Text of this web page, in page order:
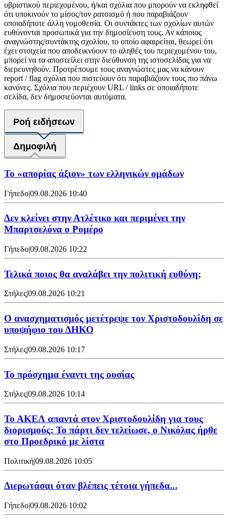
υβριστικού περιεχομένου, ή/και σχόλια που μπορούν να εκληφθεί
ότι υποκινούν το μίσος/τον ρατσισμό ή που παραβιάζουν
οποιαδήποτε άλλη νομοθεσία. Οι συντάκτες των σχολίων αυτών
ευθύνονται προσωπικά για την δημοσίευση τους. Αν κάποιος
αναγνώστης/συντάκτης σχολίου, το οποίο αφαιρείται, θεωρεί ότι
έχει στοιχεία που αποδεικνύουν το αληθές του περιεχομένου του,
μπορεί να τα αποστείλει στην διεύθυνση της ιστοσελίδας για να
διερευνηθούν. Προτρέπουμε τους αναγνώστες μας να κάνουν
report / flag σχόλια που πιστεύουν ότι παραβιάζουν τους πιο πάνω
κανόνες. Σχόλια που περιέχουν URL / links σε οποιαδήποτε
σελίδα, δεν δημοσιεύονται αυτόματα.
Ροή ειδήσεων
Δημοφιλή
Το «απορίας άξιον» των ελληνικών ομάδων
Γήπεδο|09.08.2026 10:40
Δεν κλείνει στην Ατλέτικο και περιμένει την
Μπαρτσελόνα ο Ρομέρο
Γήπεδο|09.08.2026 10:22
Τελικά ποιος θα αναλάβει την πολιτική ευθύνη;
Στήλες|09.08.2026 10:21
Ο ανασχηματισμός μετέτρεψε τον Χριστοδουλίδη σε
υποψήφιο του ΔΗΚΟ
Στήλες|09.08.2026 10:17
Το πρόσχημα έναντι της ουσίας
Στήλες|09.08.2026 10:14
Το ΑΚΕΛ απαντά στον Χριστοδουλίδη για τους
διορισμούς: Το πάρτι δεν τελείωσε, ο Νικόλας ήρθε
στο Προεδρικό με λίστα
Πολιτική|09.08.2026 10:05
Διερωτάσαι όταν βλέπεις τέτοια γήπεδα...
Γήπεδο|09.08.2026 10:02